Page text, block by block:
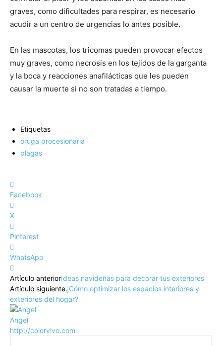
graves, como dificultades para respirar, es necesario
acudir a un centro de urgencias lo antes posible.
En las mascotas, los tricomas pueden provocar efectos
muy graves, como necrosis en los tejidos de la garganta
y la boca y reacciones anafilácticas que les pueden
causar la muerte si no son tratadas a tiempo.
Etiquetas
oruga procesionaria
plagas
Facebook
X
Pinterest
WhatsApp
Artículo anteriorIdeas navideñas para decorar tus exteriores
Artículo siguiente¿Cómo optimizar los espacios interiores y
exteriores del hogar?
Angel
http://colorvivo.com